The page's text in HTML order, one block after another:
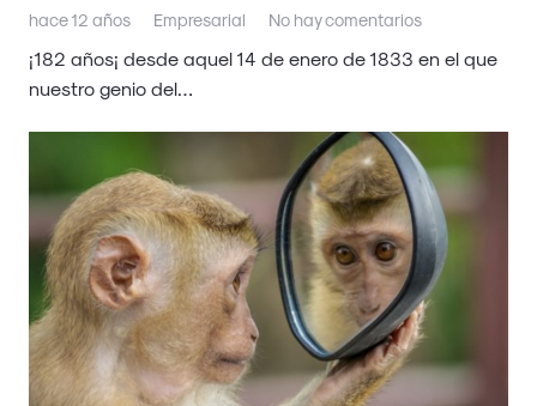
hace 12 años Empresarial No hay comentarios
¡182 años¡ desde aquel 14 de enero de 1833 en el que
nuestro genio del…